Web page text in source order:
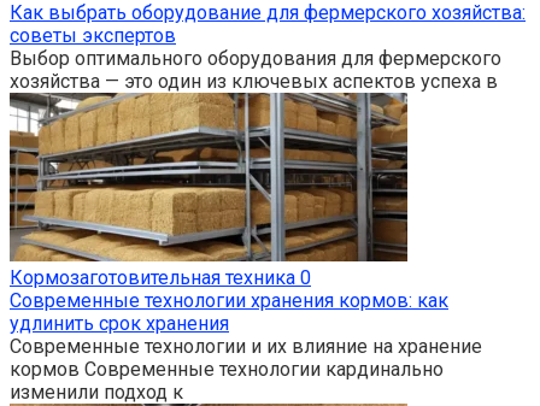
Как выбрать оборудование для фермерского хозяйства:
советы экспертов
Выбор оптимального оборудования для фермерского
хозяйства — это один из ключевых аспектов успеха в
Кормозаготовительная техника 0
Современные технологии хранения кормов: как
удлинить срок хранения
Современные технологии и их влияние на хранение
кормов Современные технологии кардинально
изменили подход к